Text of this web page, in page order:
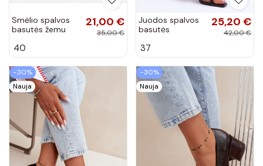
Smėlio spalvos
basutės žemu
21,00 €
35,00 €
40
Juodos spalvos
basutės
kulniukais
25,20 €
42,00 €
37
−30%
Nauja
−30%
Nauja